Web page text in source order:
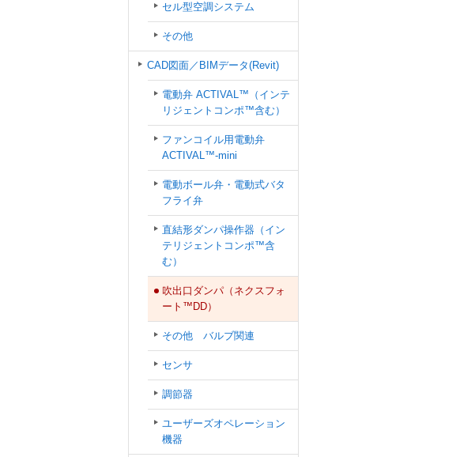
セル型空調システム
その他
CAD図面／BIMデータ(Revit)
電動弁 ACTIVAL™（インテ
リジェントコンポ™含む）
ファンコイル用電動弁
ACTIVAL™-mini
電動ボール弁・電動式バタ
フライ弁
直結形ダンパ操作器（イン
テリジェントコンポ™含
む）
吹出口ダンパ（ネクスフォ
ート™DD）
その他 バルブ関連
センサ
調節器
ユーザーズオペレーション
機器